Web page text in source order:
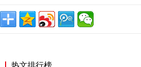
热文排行榜